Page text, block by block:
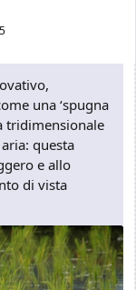
una ‘spugna
tridimensionale
questa
e allo
di vista